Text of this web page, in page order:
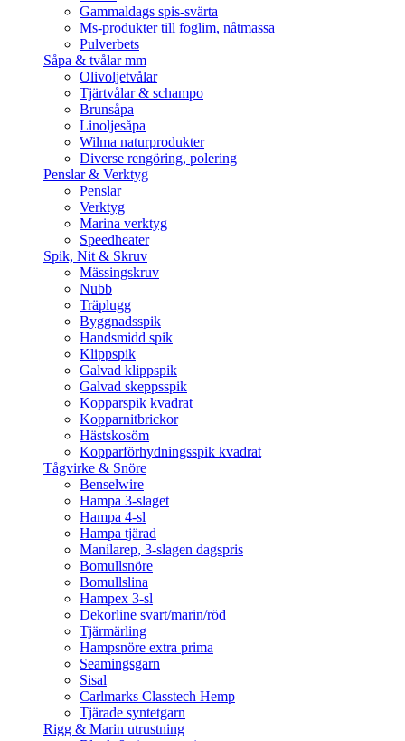
Gammaldags spis-svärta
Ms-produkter till foglim, nåtmassa
Pulverbets
Såpa & tvålar mm
Olivoljetvålar
Tjärtvålar & schampo
Brunsåpa
Linoljesåpa
Wilma naturprodukter
Diverse rengöring, polering
Penslar & Verktyg
Penslar
Verktyg
Marina verktyg
Speedheater
Spik, Nit & Skruv
Mässingskruv
Nubb
Träplugg
Byggnadsspik
Handsmidd spik
Klippspik
Galvad klippspik
Galvad skeppsspik
Kopparspik kvadrat
Kopparnitbrickor
Hästskosöm
Kopparförhydningsspik kvadrat
Tågvirke & Snöre
Benselwire
Hampa 3-slaget
Hampa 4-sl
Hampa tjärad
Manilarep, 3-slagen dagspris
Bomullsnöre
Bomullslina
Hampex 3-sl
Dekorline svart/marin/röd
Tjärmärling
Hampsnöre extra prima
Seamingsgarn
Sisal
Carlmarks Classtech Hemp
Tjärade syntetgarn
Rigg & Marin utrustning